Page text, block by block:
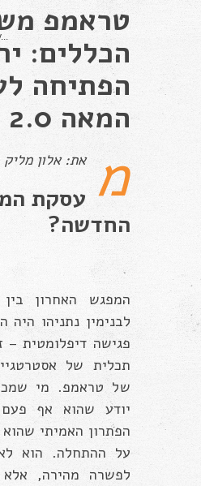
טראמפ
הכללים:
הפתיחה
המאה 2.0
מ את: אלון מליק
עסקת
החדשה?
המפגש האחרון
לבנימין נתניהו היה
פגישה דיפלומטית –
תכלית של
של טראמפ. מי
יודע שהוא אף
הפתרון האמיתי
על ההתחלה. הוא
לפשרה מהירה, אלא